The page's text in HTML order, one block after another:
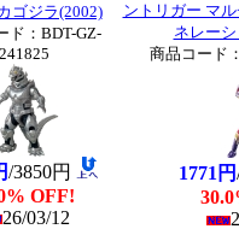
ゴジラ(2002)
ド：BDT-GZ-
241825
/3850円
OFF!
26/03/12
ントリガー マ
ネレー
商品コード
1771円